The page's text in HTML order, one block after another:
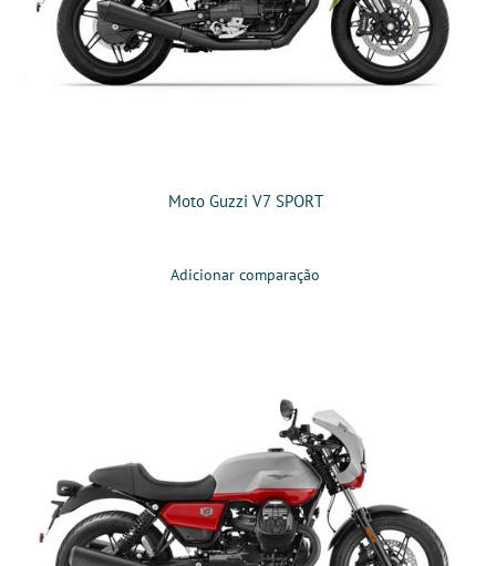
Moto Guzzi V7 SPORT
Adicionar comparação